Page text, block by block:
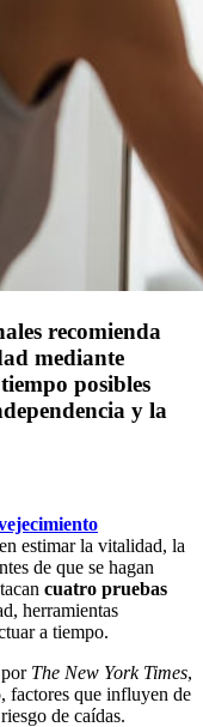
recomienda
mediante
posibles
y la
estimar la vitalidad, la
de que se hagan
cuatro pruebas
herramientas
a tiempo.
por The New York Times,
, factores que influyen de
de caídas.